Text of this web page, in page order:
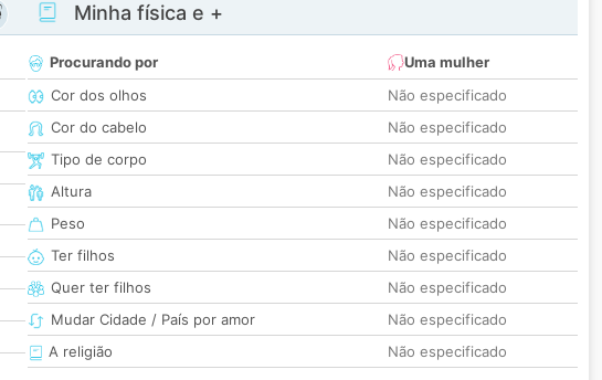
Minha física e +
Procurando por
Uma mulher
Cor dos olhos
Não especificado
Cor do cabelo
Não especificado
Tipo de corpo
Não especificado
Altura
Não especificado
Peso
Não especificado
Ter filhos
Não especificado
Quer ter filhos
Não especificado
Mudar Cidade / País por amor
Não especificado
A religião
Não especificado